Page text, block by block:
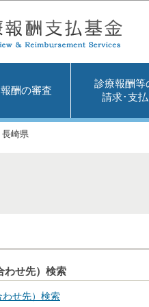
酬の審査
診療報酬等
請求･支払
長崎県
わせ先）検索
わせ先）検索